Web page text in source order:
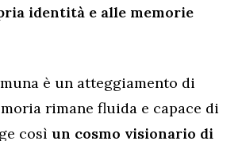
identità e alle memorie
è un atteggiamento di
rimane fluida e capace di
così un cosmo visionario di